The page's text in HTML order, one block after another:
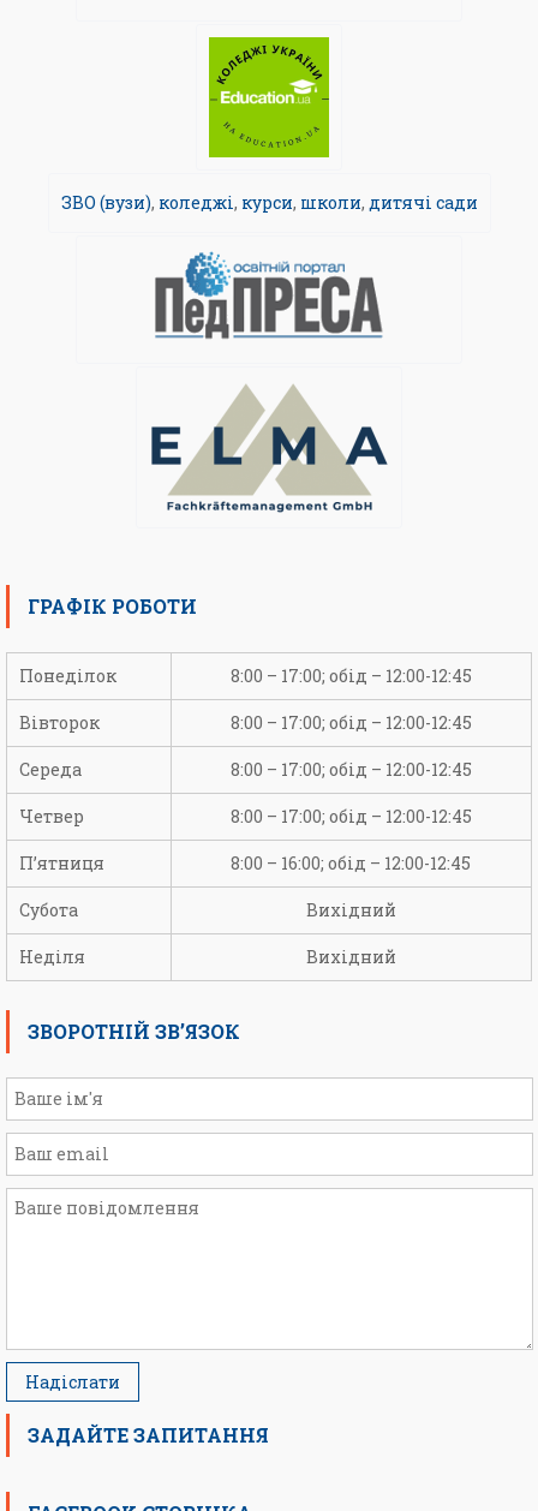
ЗВО (вузи), коледжі, курси, школи, дитячі сади
ГРАФІК РОБОТИ
Понеділок 8:00 – 17:00; обід – 12:00-12:45
Вівторок 8:00 – 17:00; обід – 12:00-12:45
Середа 8:00 – 17:00; обід – 12:00-12:45
Четвер 8:00 – 17:00; обід – 12:00-12:45
П’ятниця 8:00 – 16:00; обід – 12:00-12:45
Субота Вихідний
Неділя Вихідний
ЗВОРОТНІЙ ЗВ’ЯЗОК
ЗАДАЙТЕ ЗАПИТАННЯ